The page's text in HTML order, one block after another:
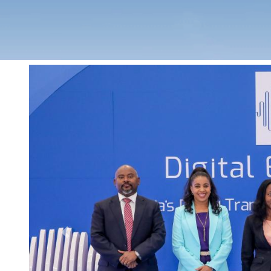
Previous